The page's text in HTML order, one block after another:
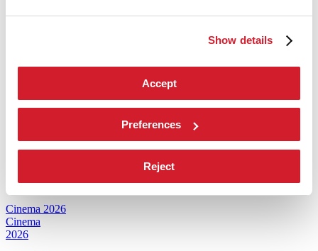
Show details
Accept
Preferences
Reject
Edizioni passate
Press
Cinema 2026
Cinema
2026